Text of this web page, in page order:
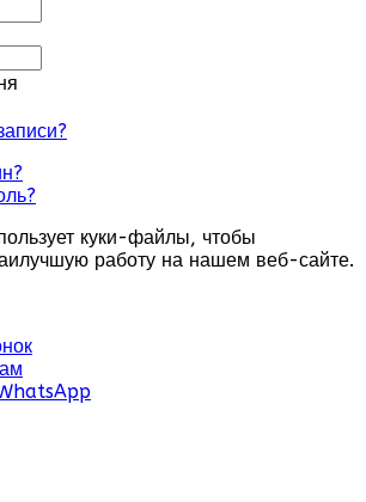
куки-файлы, чтобы
работу на нашем веб-сайте.